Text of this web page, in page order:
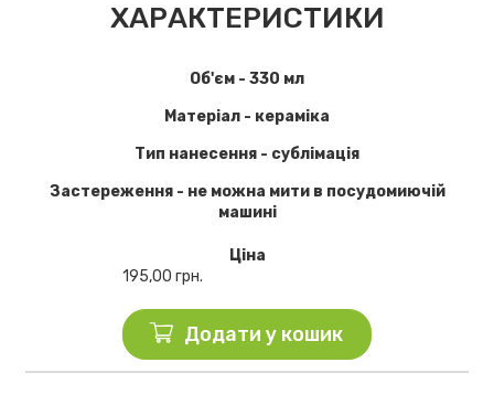
ХАРАКТЕРИСТИКИ
Об'єм - 330 мл
Матеріал - кераміка
Тип нанесення - сублімація
Застереження - не можна мити в посудомиючій
машині
Ціна
195,00 грн.
Додати у кошик